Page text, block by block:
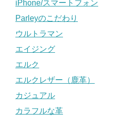
iPhone/スマートフォン
Parleyのこだわり
ウルトラマン
エイジング
エルク
エルクレザー（鹿革）
カジュアル
カラフルな革